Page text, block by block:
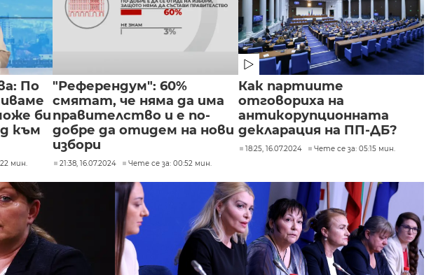
По
би
към
мин.
"Референдум": 60%
смятат, че няма да има
правителство и е по-
добре да отидем на нови
избори
21:38, 16.07.2024 Чете се за: 00:52 мин.
Как партиите
отговориха на
антикорупционната
декларация на ПП-ДБ?
18:25, 16.07.2024 Чете се за: 05:15 мин.